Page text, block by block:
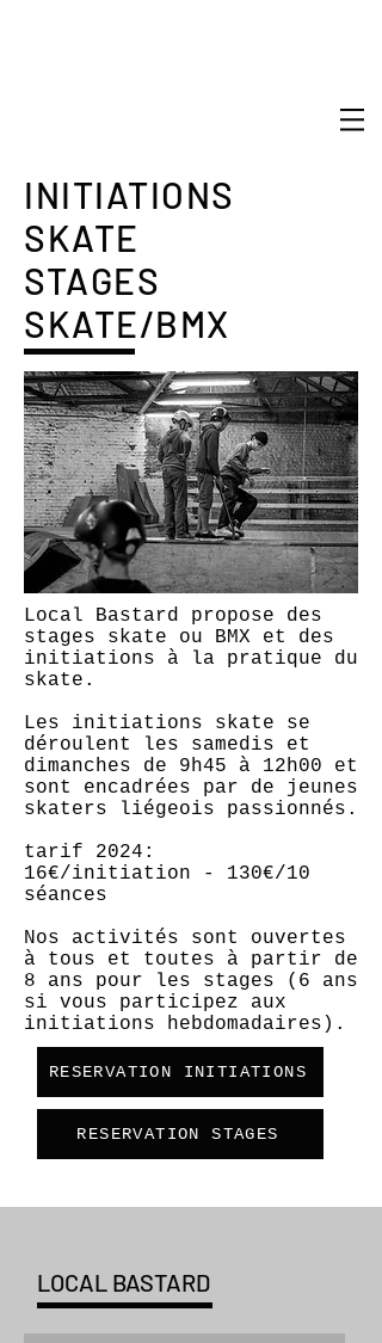
INITIATIONS
SKATE
STAGES
SKATE/BMX
Local Bastard propose des
stages skate ou BMX et des
initiations à la pratique du
skate.
Les initiations skate se
déroulent les samedis et
dimanches de 9h45 à 12h00 et
sont encadrées par de jeunes
skaters liégeois passionnés.
tarif 2024:
16€/initiation - 130€/10
séances
Nos activités sont ouvertes
à tous et toutes à partir de
8 ans pour les stages (6 ans
si vous participez aux
initiations hebdomadaires).
RESERVATION INITIATIONS
RESERVATION STAGES
LOCAL BASTARD